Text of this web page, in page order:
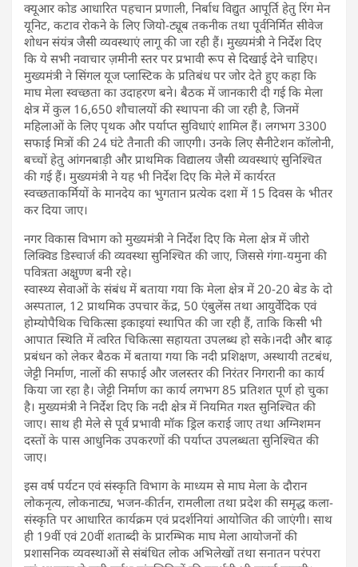
क्यूआर कोड आधारित पहचान प्रणाली, निर्बाध विद्युत आपूर्ति हेतु रिंग मेन
यूनिट, कटाव रोकने के लिए जियो-ट्यूब तकनीक तथा पूर्वनिर्मित सीवेज
शोधन संयंत्र जैसी व्यवस्थाएं लागू की जा रही हैं। मुख्यमंत्री ने निर्देश दिए
कि ये सभी नवाचार ज़मीनी स्तर पर प्रभावी रूप से दिखाई देने चाहिए।
मुख्यमंत्री ने सिंगल यूज प्लास्टिक के प्रतिबंध पर जोर देते हुए कहा कि
माघ मेला स्वच्छता का उदाहरण बने। बैठक में जानकारी दी गई कि मेला
क्षेत्र में कुल 16,650 शौचालयों की स्थापना की जा रही है, जिनमें
महिलाओं के लिए पृथक और पर्याप्त सुविधाएं शामिल हैं। लगभग 3300
सफाई मित्रों की 24 घंटे तैनाती की जाएगी। उनके लिए सैनीटेशन कॉलोनी,
बच्चों हेतु आंगनबाड़ी और प्राथमिक विद्यालय जैसी व्यवस्थाएं सुनिश्चित
की गई हैं। मुख्यमंत्री ने यह भी निर्देश दिए कि मेले में कार्यरत
स्वच्छताकर्मियों के मानदेय का भुगतान प्रत्येक दशा में 15 दिवस के भीतर
कर दिया जाए।
नगर विकास विभाग को मुख्यमंत्री ने निर्देश दिए कि मेला क्षेत्र में जीरो
लिक्विड डिस्चार्ज की व्यवस्था सुनिश्चित की जाए, जिससे गंगा-यमुना की
पवित्रता अक्षुण्ण बनी रहे।
स्वास्थ्य सेवाओं के संबंध में बताया गया कि मेला क्षेत्र में 20-20 बेड के दो
अस्पताल, 12 प्राथमिक उपचार केंद्र, 50 एंबुलेंस तथा आयुर्वेदिक एवं
होम्योपैथिक चिकित्सा इकाइयां स्थापित की जा रही हैं, ताकि किसी भी
आपात स्थिति में त्वरित चिकित्सा सहायता उपलब्ध हो सके।नदी और बाढ़
प्रबंधन को लेकर बैठक में बताया गया कि नदी प्रशिक्षण, अस्थायी तटबंध,
जेट्टी निर्माण, नालों की सफाई और जलस्तर की निरंतर निगरानी का कार्य
किया जा रहा है। जेट्टी निर्माण का कार्य लगभग 85 प्रतिशत पूर्ण हो चुका
है। मुख्यमंत्री ने निर्देश दिए कि नदी क्षेत्र में नियमित गश्त सुनिश्चित की
जाए। साथ ही मेले से पूर्व प्रभावी मॉक ड्रिल कराई जाए तथा अग्निशमन
दस्तों के पास आधुनिक उपकरणों की पर्याप्त उपलब्धता सुनिश्चित की
जाए।
इस वर्ष पर्यटन एवं संस्कृति विभाग के माध्यम से माघ मेला के दौरान
लोकनृत्य, लोकनाट्य, भजन-कीर्तन, रामलीला तथा प्रदेश की समृद्ध कला-
संस्कृति पर आधारित कार्यक्रम एवं प्रदर्शनियां आयोजित की जाएंगी। साथ
ही 19वीं एवं 20वीं शताब्दी के प्रारम्भिक माघ मेला आयोजनों की
प्रशासनिक व्यवस्थाओं से संबंधित लोक अभिलेखों तथा सनातन परंपरा